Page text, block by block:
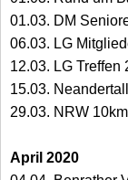
01.03. DM
06.03. LG
12.03. LG Treffen
15.03.
29.03. NRW
April 2020